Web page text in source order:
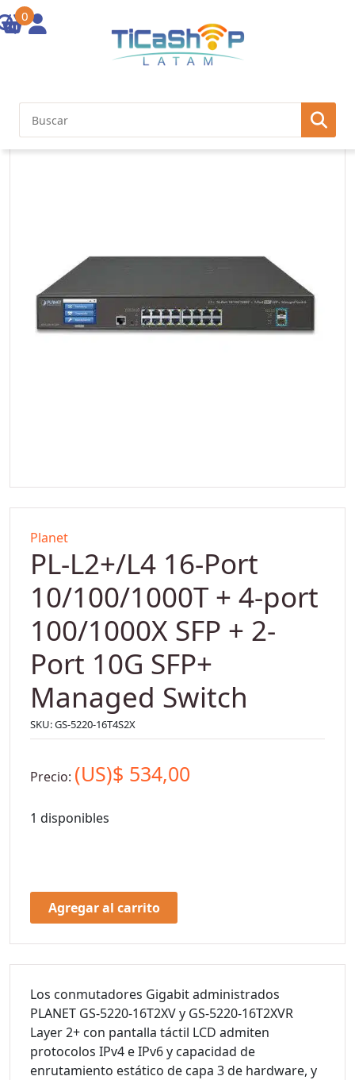
0
100/1000X SFP + 2-Port 10G SFP+ Managed Switch
Planet
PL-L2+/L4 16-Port
10/100/1000T + 4-port
100/1000X SFP + 2-
Port 10G SFP+
Managed Switch
SKU:GS-5220-16T4S2X
Precio: (US)$ 534,00
1 disponibles
Agregar al carrito
Los conmutadores Gigabit administrados
PLANET GS-5220-16T2XV y GS-5220-16T2XVR
Layer 2+ con pantalla táctil LCD admiten
protocolos IPv4 e IPv6 y capacidad de
enrutamiento estático de capa 3 de hardware, y